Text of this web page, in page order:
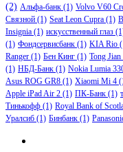
(2) Альфа-банк (1) Volvo V60
Связной (1) Seat Leon Cupra (1)
Insignia (1) искусственный глаз
(1) Фондсервисбанк (1) KIA Rio
Ranger (1) Бен Кинг (1) Tong Jian
(1) НБД-Банк (1) Nokia Lumia
Asus ROG GR8 (1) Xiaomi Mi 4
Apple iPad Air 2 (1) ПК-Банк (1)
Тинькофф (1) Royal Bank of
Уралсиб (1) Бинбанк (1)